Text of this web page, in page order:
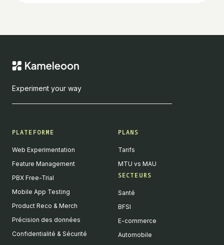
Experiment your way
PLATEFORME
Web Experimentation
Feature Management
PBX Free-Trial
Mobile App Testing
Product Reco & Merch
Précision des données
Confidentialité & Sécurité
PLANS
Tarifs
MTU vs MAU
SECTEURS
Santé
BFSI
E-commerce
Automobile